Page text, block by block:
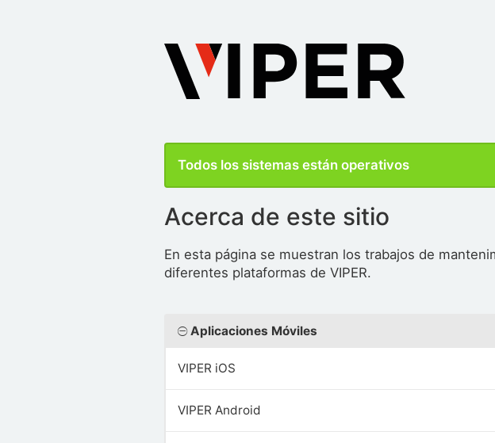
Todos los sistemas están operativos
Acerca de este sitio
En esta página se muestran los trabajos de
diferentes plataformas de VIPER.
Aplicaciones Móviles
VIPER iOS
VIPER Android